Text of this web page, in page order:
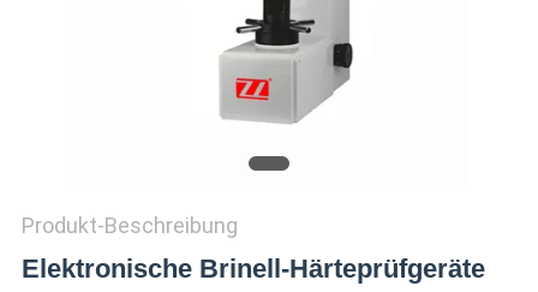
POLICY
Produkt-Beschreibung
Elektronische Brinell-Härteprüfgeräte